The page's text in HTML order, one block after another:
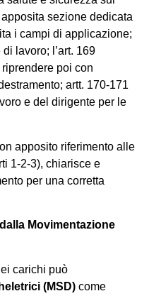
sezione dedicata
i campi di applicazione;
lavoro; l’art. 169
poi con
artt. 170-171
e del dirigente per le
apposito riferimento alle
1-2-3), chiarisce e
per una corretta
Movimentazione
carichi può
(MSD) come